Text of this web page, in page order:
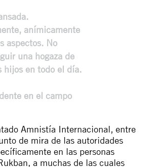
anímicamente
aspectos. No
una hogaza de
hijos en todo el día.
en el campo
Amnistía Internacional, entre
de mira de las autoridades
en las personas
a muchas de las cuales